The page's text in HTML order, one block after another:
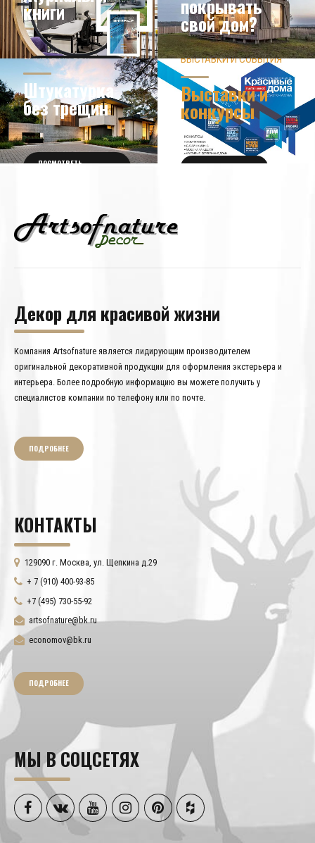
книги
НОВОСТИ ИЗ МИРА
ДИЗАЙНА
покрывать
свой дом?
УЗНАТЬ БОЛЬШЕ
ЗНАЕТЕ ЛИ ВЫ?
Штукатурка
без трещин
ПОСМОТРЕТЬ
ВЫСТАВКИ И СОБЫТИЯ
Выставки и
конкурсы
ПОЛУЧИТЬ БИЛЕТ
Декор для красивой жизни
Компания Artsofnature является лидирующим производителем
оригинальной декоративной продукции для оформления экстерьера и
интерьера. Более подробную информацию вы можете получить у
специалистов компании по телефону или по почте.
ПОДРОБНЕЕ
КОНТАКТЫ
129090 г. Москва, ул. Щепкина д.29
+ 7 (910) 400-93-85
+7 (495) 730-55-92
artsofnature@bk.ru
economov@bk.ru
ПОДРОБНЕЕ
МЫ В СОЦСЕТЯХ